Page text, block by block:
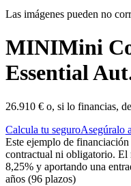
Las imágenes pueden no
MINIMini
Essential
26.910 € o, si lo financias,
Calcula tu seguroAsegúralo
Este ejemplo de
contractual ni obligatorio. El
8,25% y aportando una
años (96 plazos)